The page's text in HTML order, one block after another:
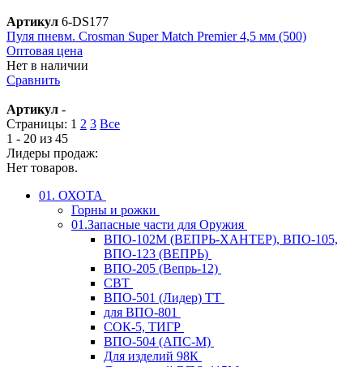
Артикул 6-DS177
Пуля пневм. Crosman Super Match Premier 4,5 мм (500)
Оптовая цена
Нет в наличии
Сравнить
Артикул -
Страницы: 1 2 3 Все
1 - 20 из 45
Лидеры продаж:
Нет товаров.
01. ОХОТА
Горны и рожки
01.Запасные части для Оружия
ВПО-102М (ВЕПРЬ-ХАНТЕР), ВПО-105,
ВПО-123 (ВЕПРЬ)
ВПО-205 (Вепрь-12)
СВТ
ВПО-501 (Лидер) ТТ
для ВПО-801
СОК-5, ТИГР
ВПО-504 (АПС-М)
Для изделий 98К